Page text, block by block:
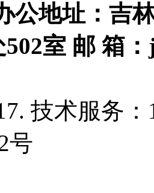
公地址：吉
室 邮 箱
技术服务
号